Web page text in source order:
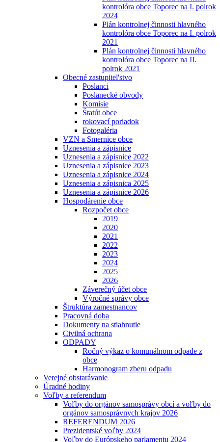
kontrolóra obce Toporec na I. polrok
2024
Plán kontrolnej činnosti hlavného
kontrolóra obce Toporec na I. polrok
2021
Plán kontrolnej činnosti hlavného
kontrolóra obce Toporec na II.
polrok 2021
Obecné zastupitel'stvo
Poslanci
Poslanecké obvody
Komisie
Štatút obce
rokovací poriadok
Fotogaléria
VZN a Smernice obce
Uznesenia a zápisnice
Uznesenia a zápisnice 2022
Uznesenia a zápisnice 2023
Uznesenia a zápisnice 2024
Uznesenia a zápisnica 2025
Uznesenia a zápisnice 2026
Hospodárenie obce
Rozpočet obce
2019
2020
2021
2022
2023
2024
2025
2026
Záverečný účet obce
Výročné správy obce
Štruktúra zamestnancov
Pracovná doba
Dokumenty na stiahnutie
Civilná ochrana
ODPADY
Ročný výkaz o komunálnom odpade z
obce
Harmonogram zberu odpadu
Verejné obstarávanie
Úradné hodiny
Voľby a referendum
Voľby do orgánov samosprávy obcí a voľby do
orgánov samosprávnych krajov 2026
REFERENDUM 2026
Prezidentské voľby 2024
Voľby do Európskeho parlamentu 2024